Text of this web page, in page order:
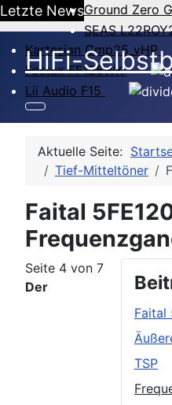
Letzte NewsGround Zero
SEAS
Kartesian Cmp25_vHP
Fostex FF125WK
Lii Audio F15
HiFi-
Aktuelle Seite:
Tief-Mitteltöner
Faital
Faital
TSP
Seite 4 von 7
Der